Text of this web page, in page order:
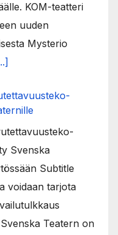
KOM-teatteri
uuden
Mysterio
Svenska
Subtitle
voidaan tarjota
Teatern on